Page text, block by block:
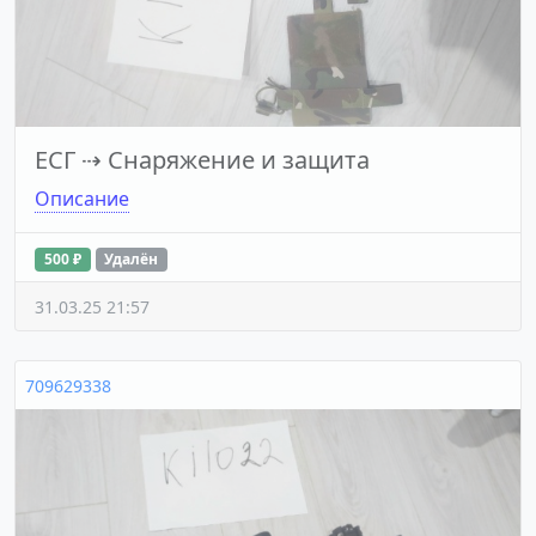
ЕСГ ⇢ Снаряжение и защита
Описание
500 ₽ Удалён
31.03.25 21:57
709629338